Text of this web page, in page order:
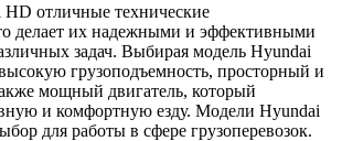
отличные технические
делает их надежными и эффективными
задач. Выбирая модель Hyundai
грузоподъемность, просторный и
мощный двигатель, который
и комфортную езду. Модели Hyundai
для работы в сфере грузоперевозок.